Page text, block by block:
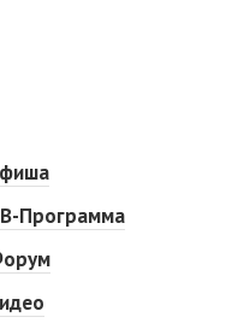
Программа